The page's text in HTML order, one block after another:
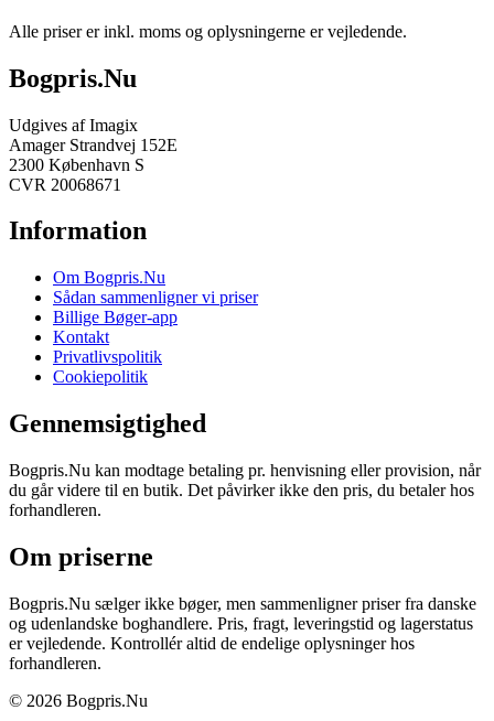
Alle priser er inkl. moms og oplysningerne er vejledende.
Bogpris.Nu
Udgives af Imagix
Amager Strandvej 152E
2300 København S
CVR 20068671
Information
Om Bogpris.Nu
Sådan sammenligner vi priser
Billige Bøger-app
Kontakt
Privatlivspolitik
Cookiepolitik
Gennemsigtighed
Bogpris.Nu kan modtage betaling pr. henvisning eller provision, når
du går videre til en butik. Det påvirker ikke den pris, du betaler hos
forhandleren.
Om priserne
Bogpris.Nu sælger ikke bøger, men sammenligner priser fra danske
og udenlandske boghandlere. Pris, fragt, leveringstid og lagerstatus
er vejledende. Kontrollér altid de endelige oplysninger hos
forhandleren.
© 2026 Bogpris.Nu